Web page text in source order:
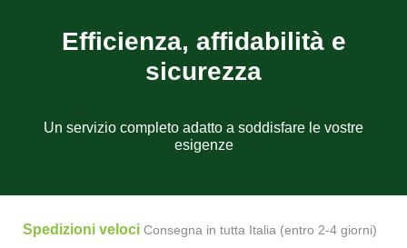
Efficienza, affidabilità e
sicurezza
Un servizio completo adatto a soddisfare le vostre
esigenze
Spedizioni veloci Consegna in tutta Italia (entro 2-4 giorni)